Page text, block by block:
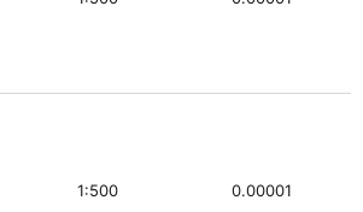
1:500 0.00001